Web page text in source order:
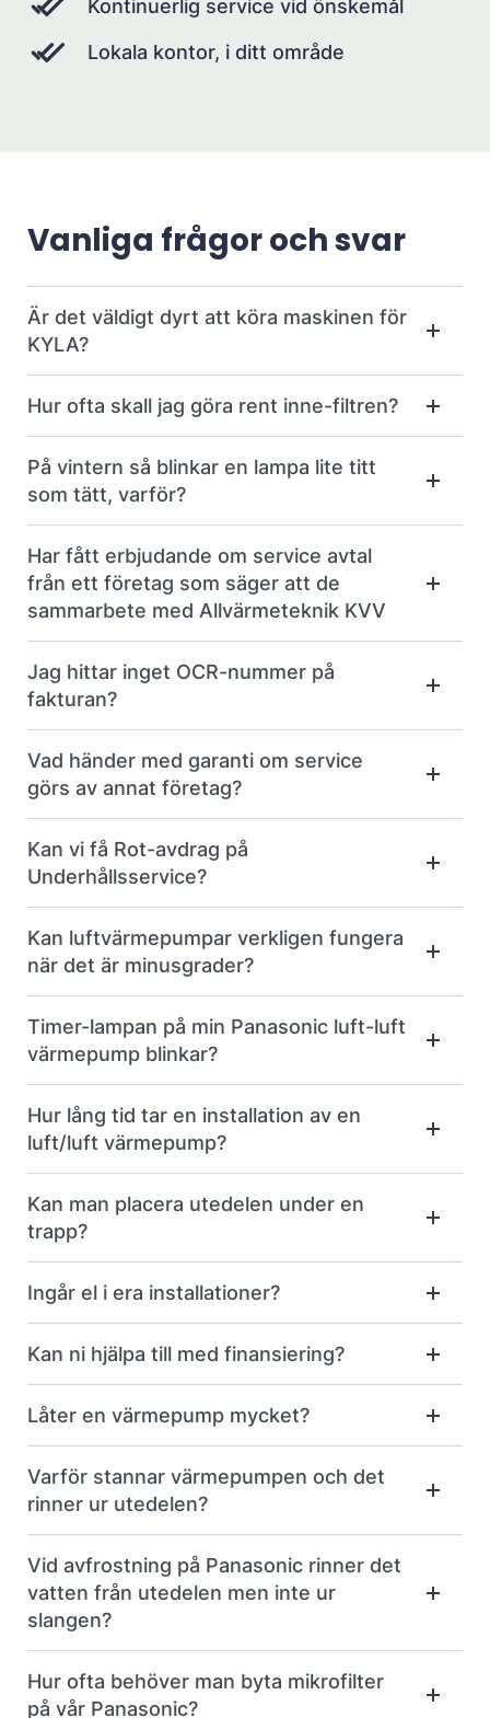
Kontinuerlig service vid önskemål
Lokala kontor, i ditt område
Vanliga frågor och svar
Är det väldigt dyrt att köra maskinen för
KYLA?
Hur ofta skall jag göra rent inne-filtren?
På vintern så blinkar en lampa lite titt
som tätt, varför?
Har fått erbjudande om service avtal
från ett företag som säger att de
sammarbete med Allvärmeteknik KVV
Jag hittar inget OCR-nummer på
fakturan?
Vad händer med garanti om service
görs av annat företag?
Kan vi få Rot-avdrag på
Underhållsservice?
Kan luftvärmepumpar verkligen fungera
när det är minusgrader?
Timer-lampan på min Panasonic luft-luft
värmepump blinkar?
Hur lång tid tar en installation av en
luft/luft värmepump?
Kan man placera utedelen under en
trapp?
Ingår el i era installationer?
Kan ni hjälpa till med finansiering?
Låter en värmepump mycket?
Varför stannar värmepumpen och det
rinner ur utedelen?
Vid avfrostning på Panasonic rinner det
vatten från utedelen men inte ur
slangen?
Hur ofta behöver man byta mikrofilter
på vår Panasonic?